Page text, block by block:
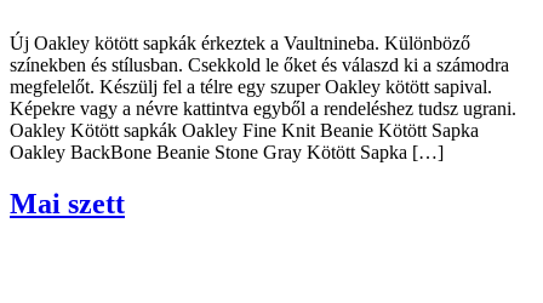
Új Oakley kötött sapkák érkeztek a Vaultnineba. Különböző
színekben és stílusban. Csekkold le őket és válaszd ki a számodra
megfelelőt. Készülj fel a télre egy szuper Oakley kötött sapival.
Képekre vagy a névre kattintva egyből a rendeléshez tudsz ugrani.
Oakley Kötött sapkák Oakley Fine Knit Beanie Kötött Sapka
Oakley BackBone Beanie Stone Gray Kötött Sapka […]
Mai szett